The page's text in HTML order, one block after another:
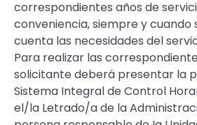
correspondientes años de
conveniencia, siempre y cuando
cuenta las necesidades del
Para realizar las
solicitante deberá presentar la
Sistema Integral de Control
el/la Letrado/a de la